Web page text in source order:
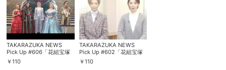
TAKARAZUKA NEWS
Pick Up #606「花組宝塚
大劇場公演
『CASANOVA』突撃レポ
￥110
TAKARAZUKA NEWS
Pick Up #602「花組宝塚
大劇場公演
『CASANOVA』稽古場ト
￥110